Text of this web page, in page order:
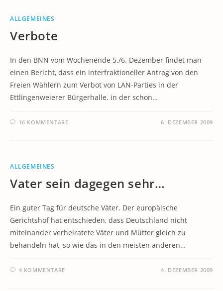
ALLGEMEINES
Verbote
In den BNN vom Wochenende 5./6. Dezember findet man
einen Bericht, dass ein interfraktioneller Antrag von den
Freien Wählern zum Verbot von LAN-Parties in der
Ettlingenweierer Bürgerhalle. in der schon…
16 KOMMENTARE 6. DEZEMBER 2009
ALLGEMEINES
Vater sein dagegen sehr…
Ein guter Tag für deutsche Väter. Der europäische
Gerichtshof hat entschieden, dass Deutschland nicht
miteinander verheiratete Väter und Mütter gleich zu
behandeln hat, so wie das in den meisten anderen…
4 KOMMENTARE 4. DEZEMBER 2009